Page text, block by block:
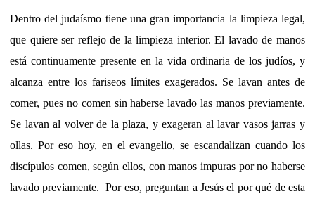
Dentro del judaísmo tiene una gran importancia la limpieza legal,
que quiere ser reflejo de la limpieza interior. El lavado de manos
está continuamente presente en la vida ordinaria de los judíos, y
alcanza entre los fariseos límites exagerados. Se lavan antes de
comer, pues no comen sin haberse lavado las manos previamente.
Se lavan al volver de la plaza, y exageran al lavar vasos jarras y
ollas. Por eso hoy, en el evangelio, se escandalizan cuando los
discípulos comen, según ellos, con manos impuras por no haberse
lavado previamente. Por eso, preguntan a Jesús el por qué de esta